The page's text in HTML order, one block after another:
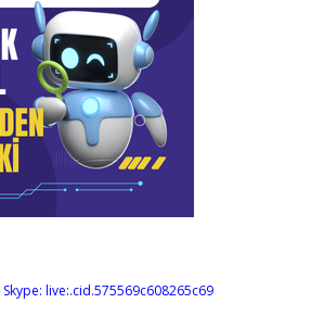
Skype: live:.cid.575569c608265c69